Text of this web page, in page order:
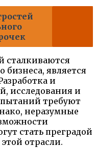
сталкиваются
является
и
исследования и
требуют
неразумные
стать преградой
отрасли.